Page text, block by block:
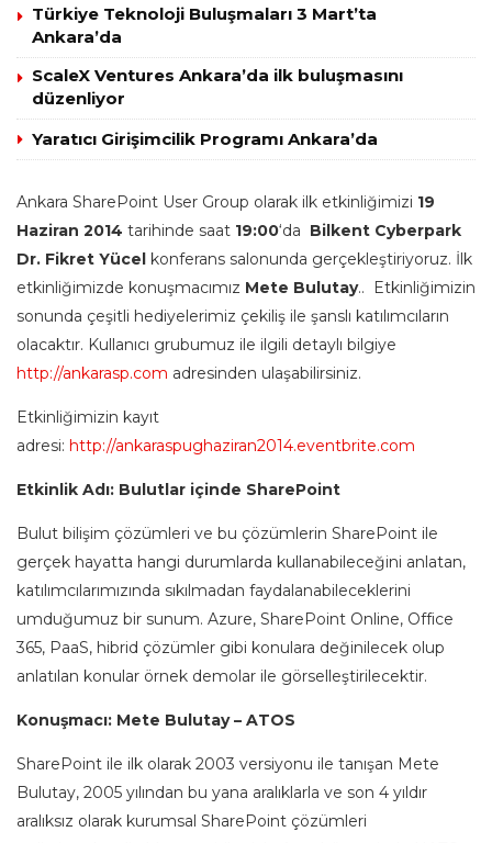
Türkiye Teknoloji Buluşmaları 3 Mart’ta
Ankara’da
ScaleX Ventures Ankara’da ilk buluşmasını
düzenliyor
Yaratıcı Girişimcilik Programı Ankara’da
Ankara SharePoint User Group olarak ilk etkinliğimizi 19
Haziran 2014 tarihinde saat 19:00‘da Bilkent Cyberpark
Dr. Fikret Yücel konferans salonunda gerçekleştiriyoruz. İlk
etkinliğimizde konuşmacımız Mete Bulutay.. Etkinliğimizin
sonunda çeşitli hediyelerimiz çekiliş ile şanslı katılımcıların
olacaktır. Kullanıcı grubumuz ile ilgili detaylı bilgiye
http://ankarasp.com adresinden ulaşabilirsiniz.
Etkinliğimizin kayıt
adresi: http://ankaraspughaziran2014.eventbrite.com
Etkinlik Adı: Bulutlar içinde SharePoint
Bulut bilişim çözümleri ve bu çözümlerin SharePoint ile
gerçek hayatta hangi durumlarda kullanabileceğini anlatan,
katılımcılarımızında sıkılmadan faydalanabileceklerini
umduğumuz bir sunum. Azure, SharePoint Online, Office
365, PaaS, hibrid çözümler gibi konulara değinilecek olup
anlatılan konular örnek demolar ile görselleştirilecektir.
Konuşmacı: Mete Bulutay – ATOS
SharePoint ile ilk olarak 2003 versiyonu ile tanışan Mete
Bulutay, 2005 yılından bu yana aralıklarla ve son 4 yıldır
aralıksız olarak kurumsal SharePoint çözümleri